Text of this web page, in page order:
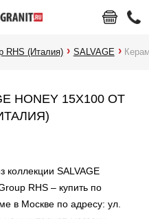
RHS (Италия) SALVAGE
HONEY 15X100 ОТ
коллекции SALVAGE
RHS – купить по
в Москве по адресу: ул.